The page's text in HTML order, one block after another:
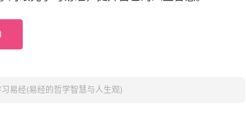
)
易经(易经的哲学智慧与人生观)